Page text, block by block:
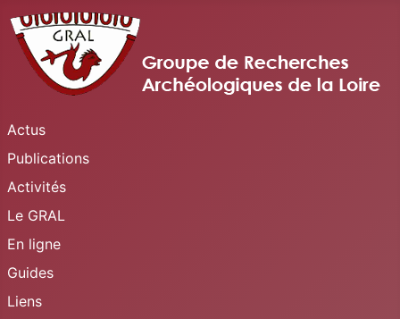
Actus
Publications
Activités
Le GRAL
En ligne
Guides
Liens